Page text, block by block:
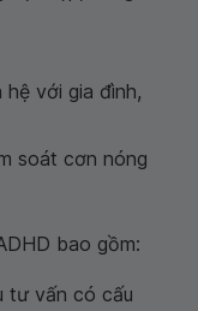
hệ với gia đình,
soát cơn nóng
bao gồm:
tư vấn có cấu